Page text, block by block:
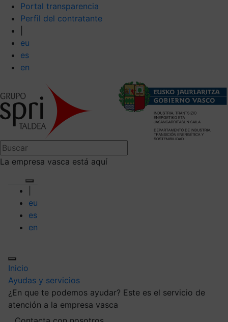
Portal transparencia
Perfil del contratante
eu
es
en
La empresa vasca está aquí
eu
es
en
Inicio
Ayudas y servicios
¿En que te podemos ayudar? Este es el servicio de
atención a la empresa vasca